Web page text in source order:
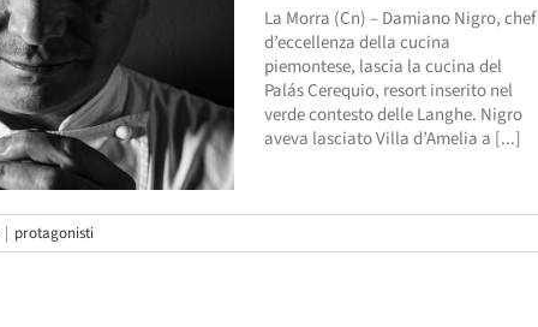
La Morra (Cn) – Damiano Nigro, chef
d’eccellenza della cucina
piemontese, lascia la cucina del
Palás Cerequio, resort inserito nel
verde contesto delle Langhe. Nigro
aveva lasciato Villa d’Amelia a [...]
| protagonisti